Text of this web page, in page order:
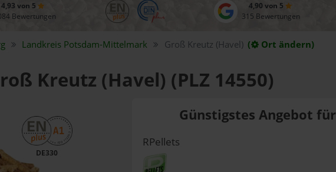
4,93 von 5
Bewertungen
4,90 von 5
315 Bewertungen
Landkreis Potsdam-Mittelmark Groß Kreutz (Havel) ( Ort ändern)
Kreutz (Havel) (PLZ 14550)
DE330
Günstigstes Angebot für
RPellets